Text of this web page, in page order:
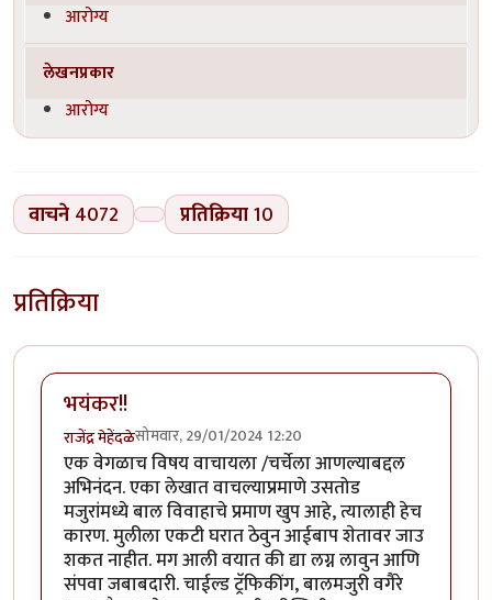
आरोग्य
लेखनप्रकार
आरोग्य
वाचने 4072 प्रतिक्रिया10
प्रतिक्रिया
भयंकर!!
राजेंद्र मेहेंदळेसोमवार, 29/01/2024 12:20
एक वेगळाच विषय वाचायला /चर्चेला आणल्याबद्दल
अभिनंदन. एका लेखात वाचल्याप्रमाणे उसतोड
मजुरांमध्ये बाल विवाहाचे प्रमाण खुप आहे, त्यालाही हेच
कारण. मुलीला एकटी घरात ठेवुन आईबाप शेतावर जाउ
शकत नाहीत. मग आली वयात की द्या लग्न लावुन आणि
संपवा जबाबदारी. चाईल्ड ट्रॅफिकींग, बालमजुरी वगैरे